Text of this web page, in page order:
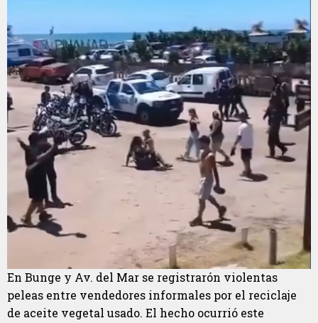
En Bunge y Av. del Mar se registrarón violentas
peleas entre vendedores informales por el reciclaje
de aceite vegetal usado. El hecho ocurrió este